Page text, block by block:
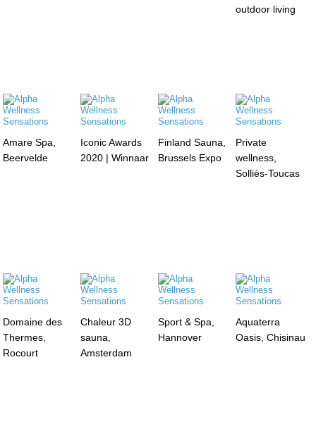
outdoor living
Amare Spa,
Beervelde
Iconic Awards
2020 | Winnaar
Finland Sauna,
Brussels Expo
Private
wellness,
Solliès-Toucas
Domaine des
Thermes,
Rocourt
Chaleur 3D
sauna,
Amsterdam
Sport & Spa,
Hannover
Aquaterra
Oasis, Chisinau